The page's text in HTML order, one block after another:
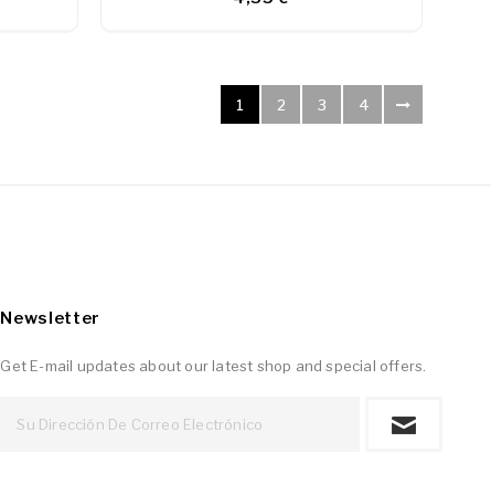
1 2 3 4
Newsletter
Get E-mail updates about our latest shop and special offers.